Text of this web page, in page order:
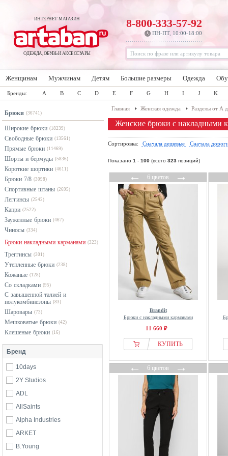
ИНТЕРНЕТ-МАГАЗИН
ОДЕЖДА, ОБУВЬ И АКСЕССУАРЫ
8-800-333-57-92
ПН-ПТ, 10:00-18:00
Женщинам Мужчинам Детям Большие размеры Одежда
Бренды: A B C D E F G H I J K
Брюки (36741)
Широкие брюки (18239)
Свободные брюки (13561)
Прямые брюки (11469)
Шорты и бермуды (5836)
Короткие шортики (4611)
Брюки 7/8 (3098)
Спортивные штаны (2695)
Леггинсы (2542)
Капри (2522)
Зауженные брюки (467)
Чиносы (334)
Брюки накладными карманами (323)
Треггинсы (301)
Утепленные брюки (238)
Кожаные (128)
Со складками (95)
С завышенной талией и
полукомбинезоны (83)
Шаровары (73)
Мешковатые брюки (42)
Клешеные брюки (16)
Бренд
10days
2Y Studios
ADL
AllSaints
Alpha Industries
ARKET
B.Young
Главная Женская одежда Разделы от А
Женские брюки с накладными
Сортировка: Сначала дешевые Сначала
Показано 1 - 100 (всего 323 позиций)
←6 цветов→
Brandit
Брюки с накладными карманами
11 660 ₽
КУПИТЬ
←6 цветов→